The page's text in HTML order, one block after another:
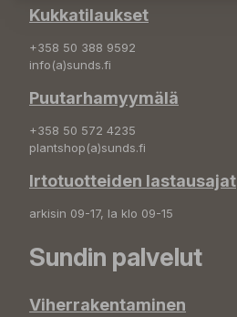
Kukkatilaukset
+358 50 388 9592
info(a)sunds.fi
Puutarhamyymälä
+358 50 572 4235
plantshop(a)sunds.fi
Irtotuotteiden lastausajat
arkisin 09-17, la klo 09-15
Sundin palvelut
Viherrakentaminen